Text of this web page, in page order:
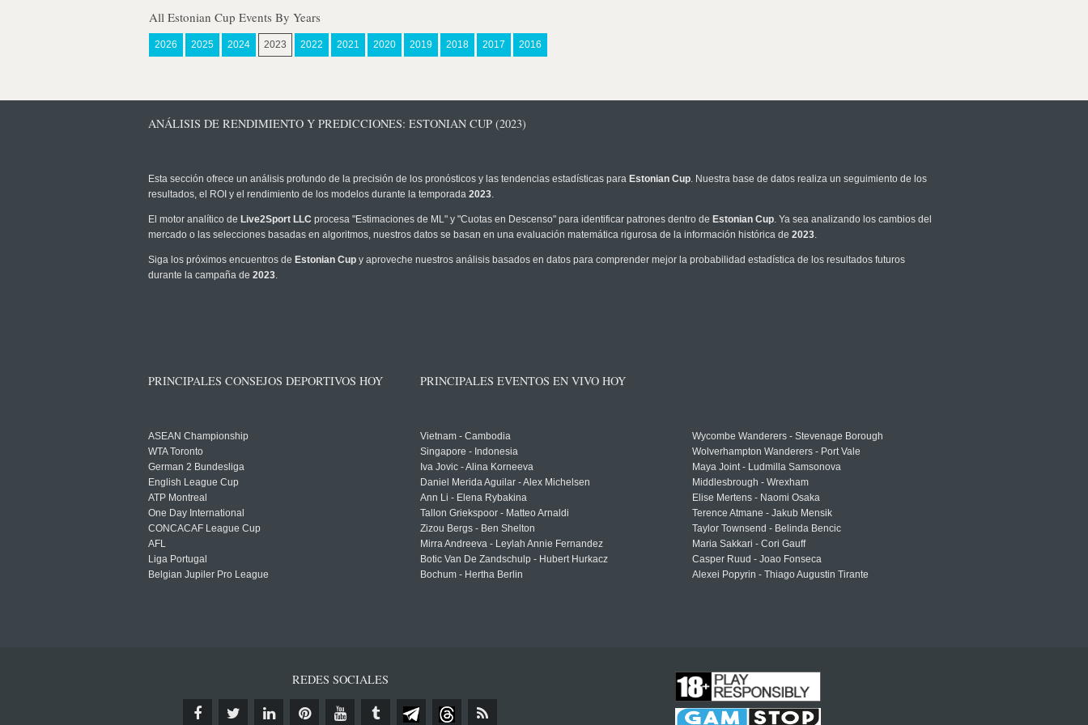
All Estonian Cup Events By Years
2026 2025 2024 2023 2022 2021 2020 2019 2018 2017 2016
ANÁLISIS DE RENDIMIENTO Y PREDICCIONES: ESTONIAN CUP (2023)
Esta sección ofrece un análisis profundo de la precisión de los pronósticos y las tendencias estadísticas para Estonian Cup. Nuestra base de datos realiza un seguimiento de los
resultados, el ROI y el rendimiento de los modelos durante la temporada 2023.
El motor analítico de Live2Sport LLC procesa "Estimaciones de ML" y "Cuotas en Descenso" para identificar patrones dentro de Estonian Cup. Ya sea analizando los cambios del
mercado o las selecciones basadas en algoritmos, nuestros datos se basan en una evaluación matemática rigurosa de la información histórica de 2023.
Siga los próximos encuentros de Estonian Cup y aproveche nuestros análisis basados en datos para comprender mejor la probabilidad estadística de los resultados futuros
durante la campaña de 2023.
PRINCIPALES CONSEJOS DEPORTIVOS HOY
ASEAN Championship
WTA Toronto
German 2 Bundesliga
English League Cup
ATP Montreal
One Day International
CONCACAF League Cup
AFL
Liga Portugal
Belgian Jupiler Pro League
PRINCIPALES EVENTOS EN VIVO HOY
Vietnam - Cambodia
Singapore - Indonesia
Iva Jovic - Alina Korneeva
Daniel Merida Aguilar - Alex Michelsen
Ann Li - Elena Rybakina
Tallon Griekspoor - Matteo Arnaldi
Zizou Bergs - Ben Shelton
Mirra Andreeva - Leylah Annie Fernandez
Botic Van De Zandschulp - Hubert Hurkacz
Bochum - Hertha Berlin
Wycombe Wanderers - Stevenage Borough
Wolverhampton Wanderers - Port Vale
Maya Joint - Ludmilla Samsonova
Middlesbrough - Wrexham
Elise Mertens - Naomi Osaka
Terence Atmane - Jakub Mensik
Taylor Townsend - Belinda Bencic
Maria Sakkari - Cori Gauff
Casper Ruud - Joao Fonseca
Alexei Popyrin - Thiago Augustin Tirante
REDES SOCIALES